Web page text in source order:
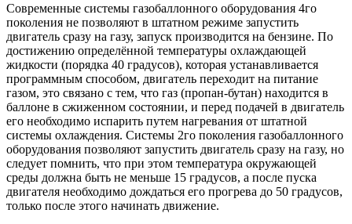
Современные системы газобаллонного оборудования 4го
поколения не позволяют в штатном режиме запустить
двигатель сразу на газу, запуск производится на бензине. По
достижению определённой температуры охлаждающей
жидкости (порядка 40 градусов), которая устанавливается
программным способом, двигатель переходит на питание
газом, это связано с тем, что газ (пропан-бутан) находится в
баллоне в сжиженном состоянии, и перед подачей в двигатель
его необходимо испарить путем нагревания от штатной
системы охлаждения. Системы 2го поколения газобаллонного
оборудования позволяют запустить двигатель сразу на газу, но
следует помнить, что при этом температура окружающей
среды должна быть не меньше 15 градусов, а после пуска
двигателя необходимо дождаться его прогрева до 50 градусов,
только после этого начинать движение.